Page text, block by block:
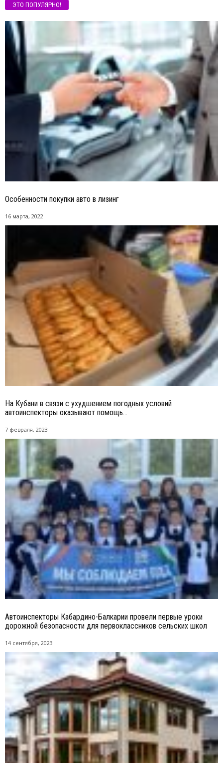
ЭТО ПОПУЛЯРНО!
Особенности покупки авто в лизинг
16 марта, 2022
На Кубани в связи с ухудшением погодных условий
автоинспекторы оказывают помощь...
7 февраля, 2023
Автоинспекторы Кабардино-Балкарии провели первые уроки
дорожной безопасности для первоклассников сельских школ
14 сентября, 2023